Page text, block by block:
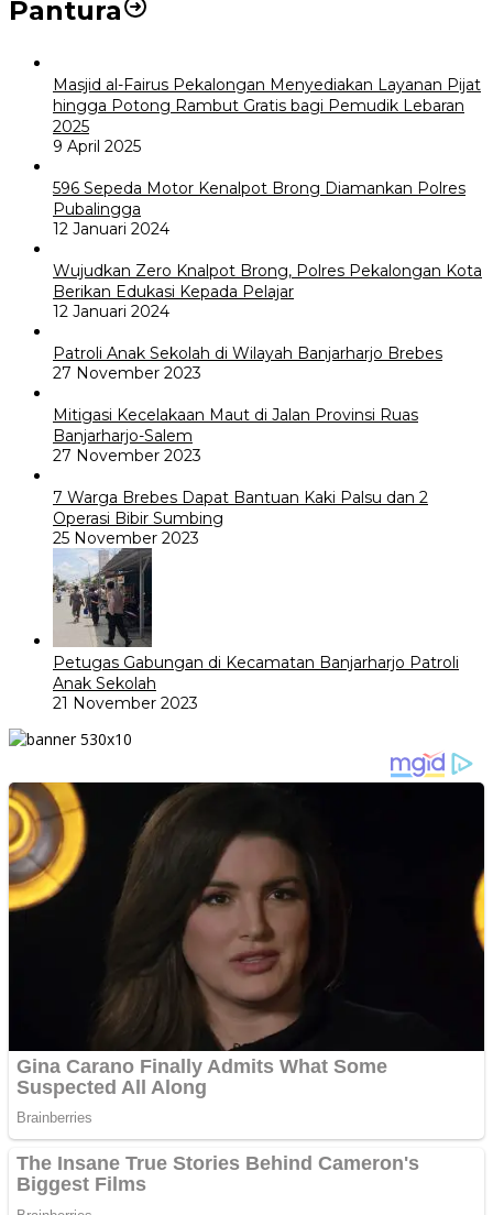
Pantura
Masjid al-Fairus Pekalongan Menyediakan Layanan Pijat
hingga Potong Rambut Gratis bagi Pemudik Lebaran
2025
9 April 2025
596 Sepeda Motor Kenalpot Brong Diamankan Polres
Pubalingga
12 Januari 2024
Wujudkan Zero Knalpot Brong, Polres Pekalongan Kota
Berikan Edukasi Kepada Pelajar
12 Januari 2024
Patroli Anak Sekolah di Wilayah Banjarharjo Brebes
27 November 2023
Mitigasi Kecelakaan Maut di Jalan Provinsi Ruas
Banjarharjo-Salem
27 November 2023
7 Warga Brebes Dapat Bantuan Kaki Palsu dan 2
Operasi Bibir Sumbing
25 November 2023
Petugas Gabungan di Kecamatan Banjarharjo Patroli
Anak Sekolah
21 November 2023